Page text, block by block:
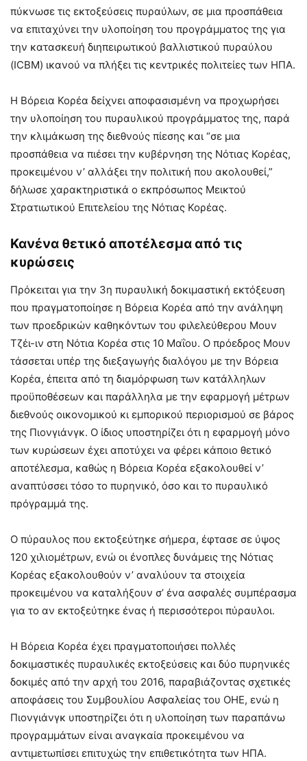
πύκνωσε τις εκτοξεύσεις πυραύλων, σε μια προσπάθεια
να επιταχύνει την υλοποίηση του προγράμματος της για
την κατασκευή διηπειρωτικού βαλλιστικού πυραύλου
(ICBM) ικανού να πλήξει τις κεντρικές πολιτείες των ΗΠΑ.
Η Βόρεια Κορέα δείχνει αποφασισμένη να προχωρήσει
την υλοποίηση του πυραυλικού προγράμματος της, παρά
την κλιμάκωση της διεθνούς πίεσης και “σε μια
προσπάθεια να πιέσει την κυβέρνηση της Νότιας Κορέας,
προκειμένου ν’ αλλάξει την πολιτική που ακολουθεί,”
δήλωσε χαρακτηριστικά ο εκπρόσωπος Μεικτού
Στρατιωτικού Επιτελείου της Νότιας Κορέας.
Κανένα θετικό αποτέλεσμα από τις
κυρώσεις
Πρόκειται για την 3η πυραυλική δοκιμαστική εκτόξευση
που πραγματοποίησε η Βόρεια Κορέα από την ανάληψη
των προεδρικών καθηκόντων του φιλελεύθερου Μουν
Τζέι-ιν στη Νότια Κορέα στις 10 Μαΐου. Ο πρόεδρος Μουν
τάσσεται υπέρ της διεξαγωγής διαλόγου με την Βόρεια
Κορέα, έπειτα από τη διαμόρφωση των κατάλληλων
προϋποθέσεων και παράλληλα με την εφαρμογή μέτρων
διεθνούς οικονομικού κι εμπορικού περιορισμού σε βάρος
της Πιονγιάνγκ. Ο ίδιος υποστηρίζει ότι η εφαρμογή μόνο
των κυρώσεων έχει αποτύχει να φέρει κάποιο θετικό
αποτέλεσμα, καθώς η Βόρεια Κορέα εξακολουθεί ν’
αναπτύσσει τόσο το πυρηνικό, όσο και το πυραυλικό
πρόγραμμά της.
Ο πύραυλος που εκτοξεύτηκε σήμερα, έφτασε σε ύψος
120 χιλιομέτρων, ενώ οι ένοπλες δυνάμεις της Νότιας
Κορέας εξακολουθούν ν’ αναλύουν τα στοιχεία
προκειμένου να καταλήξουν σ’ ένα ασφαλές συμπέρασμα
για το αν εκτοξεύτηκε ένας ή περισσότεροι πύραυλοι.
Η Βόρεια Κορέα έχει πραγματοποιήσει πολλές
δοκιμαστικές πυραυλικές εκτοξεύσεις και δύο πυρηνικές
δοκιμές από την αρχή του 2016, παραβιάζοντας σχετικές
αποφάσεις του Συμβουλίου Ασφαλείας του ΟΗΕ, ενώ η
Πιονγιάνγκ υποστηρίζει ότι η υλοποίηση των παραπάνω
προγραμμάτων είναι αναγκαία προκειμένου να
αντιμετωπίσει επιτυχώς την επιθετικότητα των ΗΠΑ.